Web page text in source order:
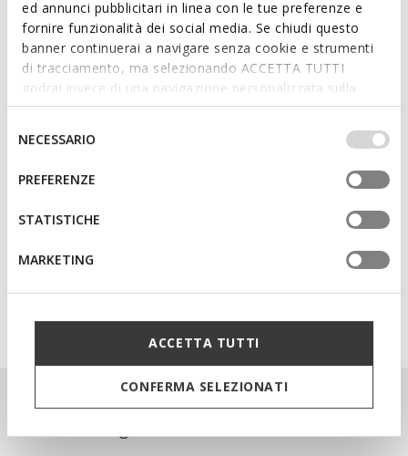
ed annunci pubblicitari in linea con le tue preferenze e
fornire funzionalità dei social media. Se chiudi questo
banner continuerai a navigare senza cookie e strumenti
di tracciamento, ma selezionando ACCETTA TUTTI
godrai invece di una navigazione personalizzata sulla
base dei tuoi gusti ed interessi. Selezionando
IMPOSTAZIONI potrai anche scegliere quali cookies ed
altri strumenti di tracciamento autorizzare. Per maggiori
informazioni o per modificare in qualsiasi momento le
tue impostazioni, visita la nostra
del
consenso
NECESSARIO
PREFERENZE
STATISTICHE
MARKETING
ACCETTA TUTTI
CONFERMA SELEZIONATI
Bereiten Sie sich stilvoll auf die neue Saison vor: Lassen
Sie sich von der neuen Kollektion erobern.
Geox Respira™: Atmungsaktive Schuhe